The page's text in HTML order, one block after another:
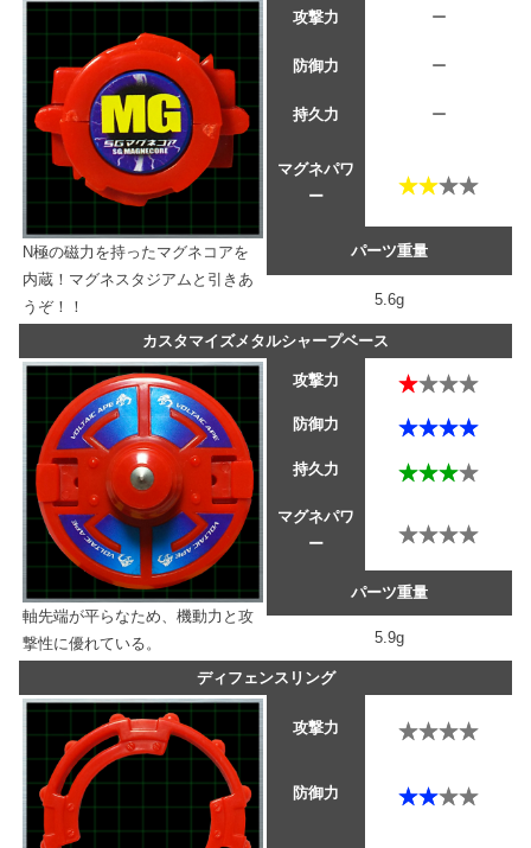
N極の磁力を持ったマグネコアを
内蔵！マグネスタジアムと引きあ
うぞ！！
攻撃力 ー
防御力 ー
持久力 ー
マグネパワ
ー
パーツ重量
5.6g
カスタマイズメタルシャープベース
軸先端が平らなため、機動力と攻
撃性に優れている。
攻撃力
防御力
持久力
マグネパワ
ー
パーツ重量
5.9g
ディフェンスリング
攻撃力
防御力